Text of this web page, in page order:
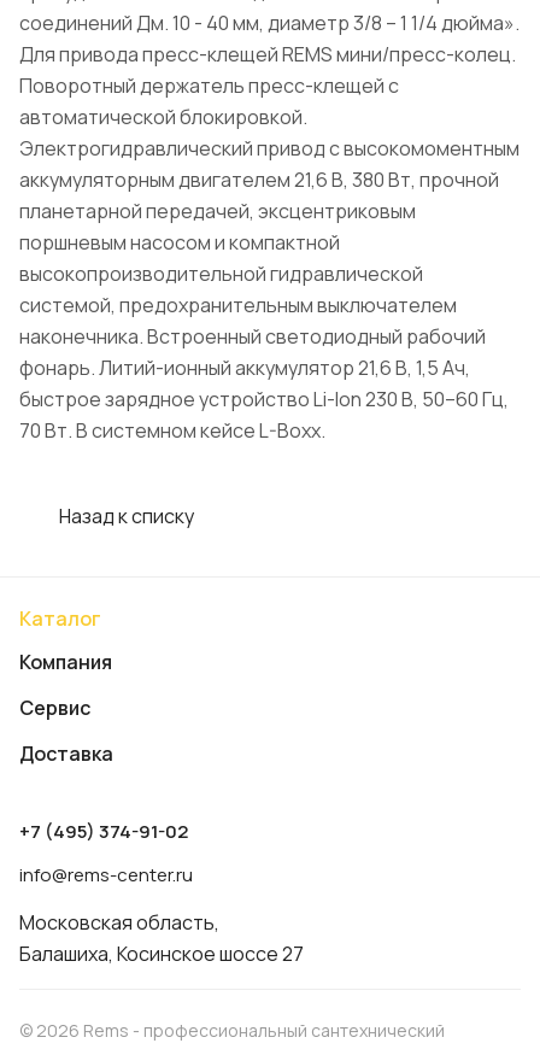
соединений Дм. 10 - 40 мм, диаметр 3/8 – 1 1/4 дюйма».
Для привода пресс-клещей REMS мини/пресс-колец.
Поворотный держатель пресс-клещей с
автоматической блокировкой.
Электрогидравлический привод с высокомоментным
аккумуляторным двигателем 21,6 В, 380 Вт, прочной
планетарной передачей, эксцентриковым
поршневым насосом и компактной
высокопроизводительной гидравлической
системой, предохранительным выключателем
наконечника. Встроенный светодиодный рабочий
фонарь. Литий-ионный аккумулятор 21,6 В, 1,5 Ач,
быстрое зарядное устройство Li-Ion 230 В, 50–60 Гц,
70 Вт. В системном кейсе L-Boxx.
Назад к списку
Каталог
Компания
Сервис
Доставка
+7 (495) 374-91-02
info@rems-center.ru
Московская область,
Балашиха, Косинское шоссе 27
© 2026 Rems - профессиональный сантехнический